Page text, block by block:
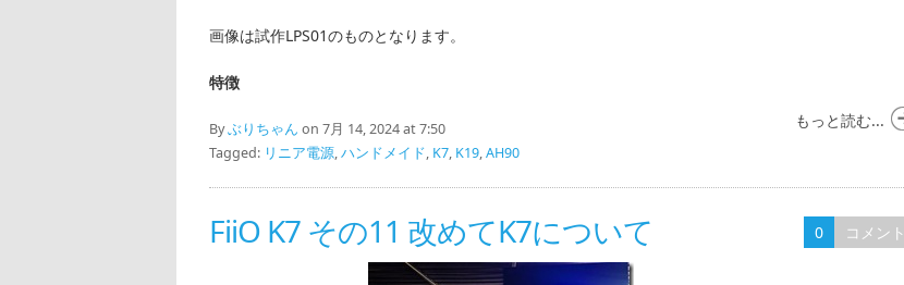
画像は試作LPS01のものとなります。
特徴
もっと読む...
Byぶりちゃん on 7月 14, 2024 at 7:50
Tagged: リニア電源,ハンドメイド, K7, K19,AH90
FiiO K7 その11 改めてK7について 0 コメント